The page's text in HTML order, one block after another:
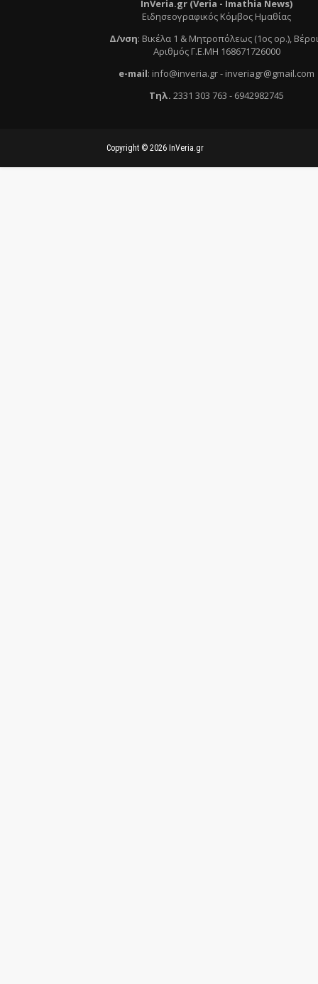
InVeria.gr (Veria - Ιmathia News)
Ειδησεογραφικός Κόμβος Ημαθίας
Δ/νση: Βικέλα 1 & Μητροπόλεως (1ος ορ.),
Αριθμός Γ.Ε.ΜΗ 168671726000
e-mail: info@inveria.gr- inveriagr@gmail.com
Τηλ. 2331 303 763 - 6942982745
Copyright © 2026 InVeria.gr